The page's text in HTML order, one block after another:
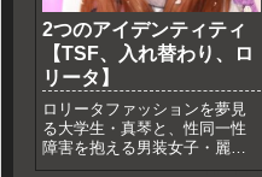
2つのアイデンティティ
【TSF、入れ替わり、ロ
リータ】
ロリータファッションを夢見
る大学生・真琴と、性同一性
障害を抱える男装女子・麗
華。あるお守りの力でTSF（入